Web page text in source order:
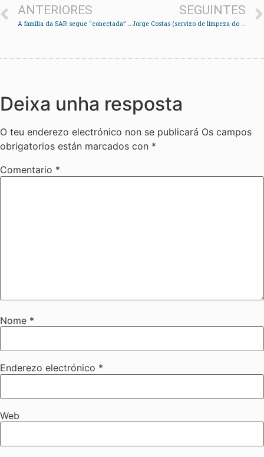
ANTERIORES
A familia da SAR segue “conectada” a través das redes
SEGUINTES
Jorge Costas (servizo de limpeza do Cunqueiro): “Teño compañeiras que saen do servizo chorando”
Deixa unha resposta
O teu enderezo electrónico non se publicará Os campos
obrigatorios están marcados con *
Comentario *
Nome *
Enderezo electrónico *
Web